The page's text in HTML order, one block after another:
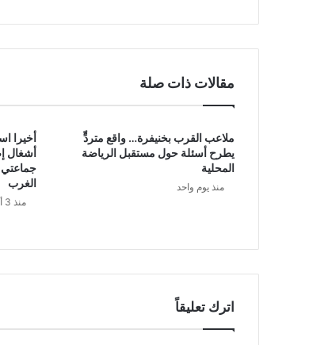
مقالات ذات صلة
ملاعب القرب بخنيفرة… واقع متردٍّ
يطرح أسئلة حول مستقبل الرياضة
المحلية
منذ يوم واحد
أخيرا
أشغال
جماعتي
الغرب
منذ 3 أسابيع
اترك تعليقاً